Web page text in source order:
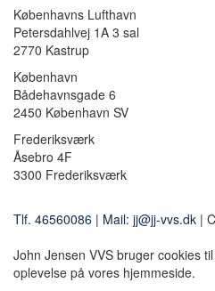
Københavns Lufthavn
Petersdahlvej 1A 3 sal
2770 Kastrup
København
Bådehavnsgade 6
2450 København SV
Frederiksværk
Åsebro 4F
3300 Frederiksværk
Tlf. 46560086 | Mail: jj@jj-vvs.dk |
John Jensen VVS bruger cookies
oplevelse på vores hjemmeside.